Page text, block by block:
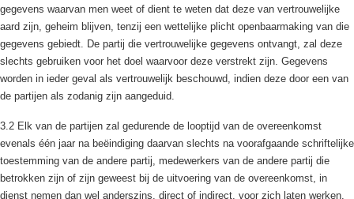
gegevens waarvan men weet of dient te weten dat deze van vertrouwelijke
aard zijn, geheim blijven, tenzij een wettelijke plicht openbaarmaking van die
gegevens gebiedt. De partij die vertrouwelijke gegevens ontvangt, zal deze
slechts gebruiken voor het doel waarvoor deze verstrekt zijn. Gegevens
worden in ieder geval als vertrouwelijk beschouwd, indien deze door een van
de partijen als zodanig zijn aangeduid.
3.2 Elk van de partijen zal gedurende de looptijd van de overeenkomst
evenals één jaar na beëindiging daarvan slechts na voorafgaande schriftelijke
toestemming van de andere partij, medewerkers van de andere partij die
betrokken zijn of zijn geweest bij de uitvoering van de overeenkomst, in
dienst nemen dan wel anderszins, direct of indirect, voor zich laten werken.